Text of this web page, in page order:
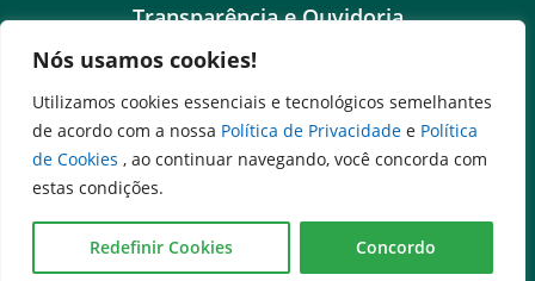
Nós usamos cookies!
Utilizamos cookies essenciais e tecnológicos semelhantes
de acordo com a nossa Política de Privacidade e Política
de Cookies , ao continuar navegando, você concorda com
estas condições.
Redefinir Cookies Concordo
Transparência e Ouvidoria
LGPD
Goiás Transparência
Dados Abertos Goiás
SIC – Serviço de Informação ao Cidadão
e-SIC – Serviço Eletrônico de Informação ao Cidadão
Ouvidoria Setorial (Expresso)
Ouvidoria Setorial (Presencial)